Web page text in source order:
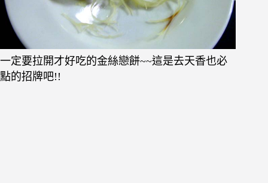
一定要拉開才好吃的金絲戀餅~~這是去天香也必
點的招牌吧!!